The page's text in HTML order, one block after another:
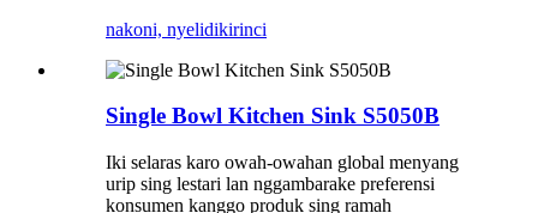
nakoni, nyelidikirinci
Single Bowl Kitchen Sink S5050B
Iki selaras karo owah-owahan global menyang
urip sing lestari lan nggambarake preferensi
konsumen kanggo produk sing ramah